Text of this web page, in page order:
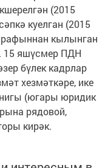
(2015
куелган (2015
кылынган
15 яшүсмер ПДН
бүлек кадрлар
хезмәткәре, ике
(югары юридик
рядовой,
кирәк.